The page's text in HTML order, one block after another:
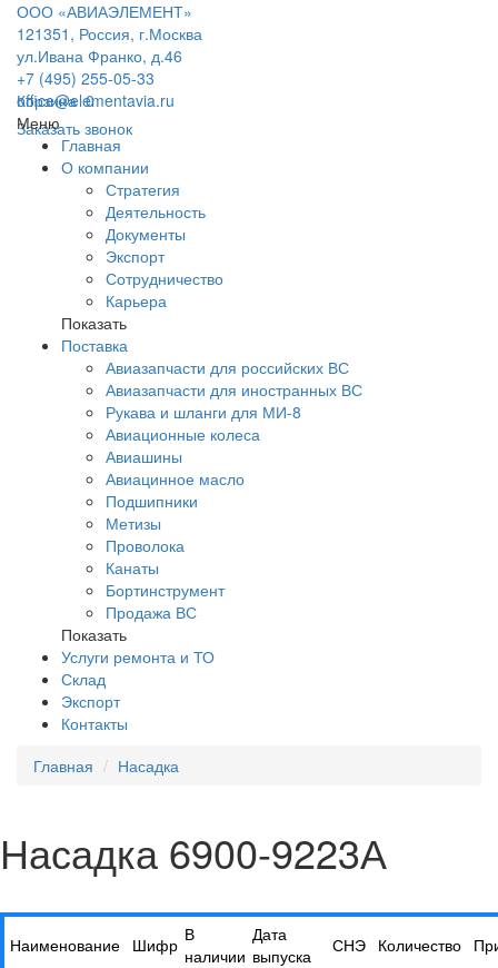
ООО «АВИАЭЛЕМЕНТ»
121351, Россия, г.Москва
ул.Ивана Франко, д.46
+7 (495) 255-05-33
office@elementavia.ru
Заказать звонок
Корзина0
Меню
Главная
О компании
Стратегия
Деятельность
Документы
Экспорт
Сотрудничество
Карьера
Показать
Поставка
Авиазапчасти для российских ВС
Авиазапчасти для иностранных ВС
Рукава и шланги для МИ-8
Авиационные колеса
Авиашины
Авиацинное масло
Подшипники
Метизы
Проволока
Канаты
Бортинструмент
Продажа ВС
Показать
Услуги ремонта и ТО
Склад
Экспорт
Контакты
Главная
Насадка
Насадка 6900-9223А
Наименование Шифр В
наличии
Дата
выпуска
СНЭ Количество